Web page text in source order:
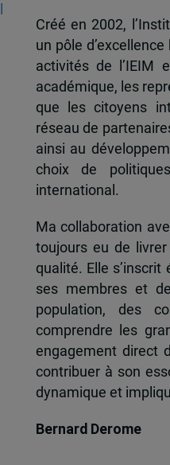
Créé en 2002,
un pôle
activités de l’IEIM
académique, les
que les citoyens
réseau de
ainsi au
choix de
international.
Ma collaboration
toujours eu de
qualité. Elle
ses membres et
population, des
comprendre les
engagement direct
contribuer à son
dynamique et
Bernard Derome